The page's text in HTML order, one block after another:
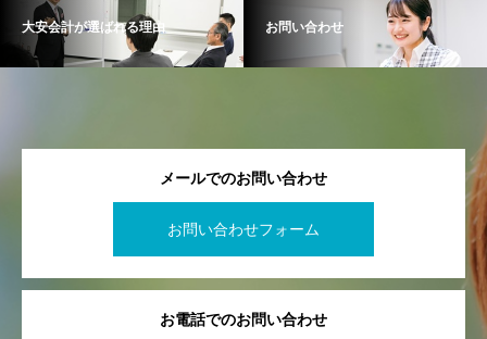
大安会計が選ばれる理由 お問い合わせ
メールでのお問い合わせ
お問い合わせフォーム
お電話でのお問い合わせ